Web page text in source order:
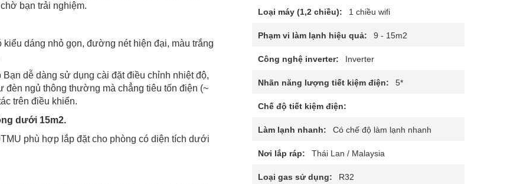
bạn trải nghiệm.
dáng nhỏ gọn, đường nét hiện đại, màu trắng
dễ dàng sử dụng cài đặt điều chỉnh nhiệt độ,
ngủ thông thường mà chẳng tiêu tốn điện (~
trên điều khiển.
dưới 15m2.
phù hợp lắp đặt cho phòng có diện tích dưới
Loại máy (1,2 chiều): 1 chiều wifi
Phạm vi làm lạnh hiệu quả: 9 - 15m2
Công nghệ inverter: Inverter
Nhãn năng lượng tiết kiệm điện: 5*
Chế độ tiết kiệm điện:
Làm lạnh nhanh: Có chế độ làm lạnh nhanh
Nơi lắp ráp: Thái Lan / Malaysia
Loại gas sử dụng: R32